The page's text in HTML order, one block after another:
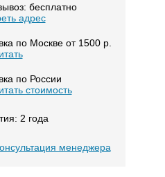
бесплатно
адрес
по Москве от 1500 р.
по России
стоимость
2 года
менеджера